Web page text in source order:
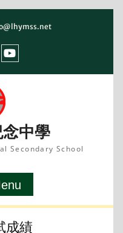
中學
Secondary School
成績